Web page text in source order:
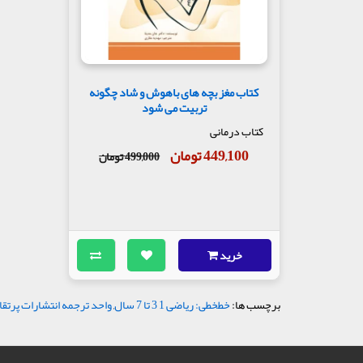
کتاب مغز بچه های باهوش و شاد چگونه
تربیت می شود
کتاب درمانی
449,100 تومان 499,000 تومان
خرید
برچسب ها:خطخطی: ریاضی 1 3 تا 7 سال ,واحد ترجمه انتشارات